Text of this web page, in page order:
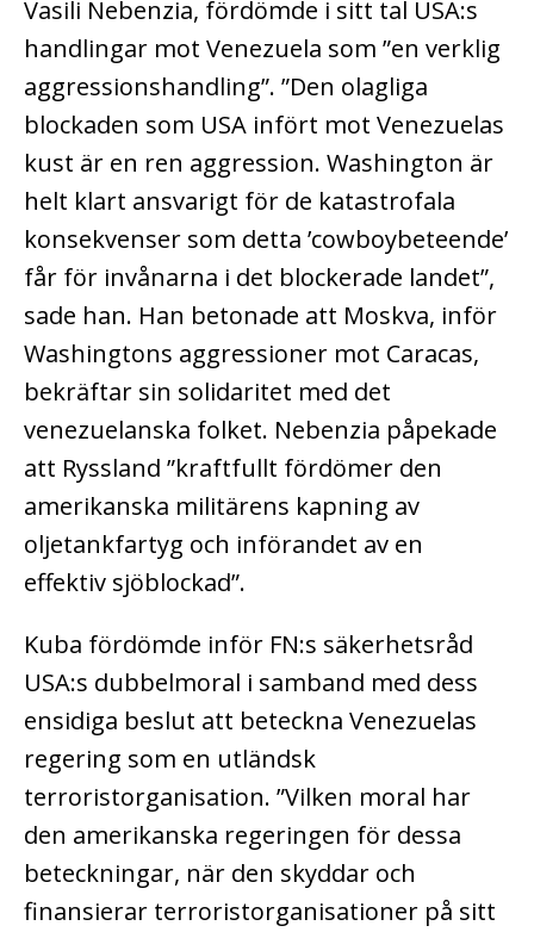
Vasili Nebenzia, fördömde i sitt tal USA:s
handlingar mot Venezuela som ”en verklig
aggressionshandling”. ”Den olagliga
blockaden som USA infört mot Venezuelas
kust är en ren aggression. Washington är
helt klart ansvarigt för de katastrofala
konsekvenser som detta ’cowboybeteende’
får för invånarna i det blockerade landet”,
sade han. Han betonade att Moskva, inför
Washingtons aggressioner mot Caracas,
bekräftar sin solidaritet med det
venezuelanska folket. Nebenzia påpekade
att Ryssland ”kraftfullt fördömer den
amerikanska militärens kapning av
oljetankfartyg och införandet av en
effektiv sjöblockad”.
Kuba fördömde inför FN:s säkerhetsråd
USA:s dubbelmoral i samband med dess
ensidiga beslut att beteckna Venezuelas
regering som en utländsk
terroristorganisation. ”Vilken moral har
den amerikanska regeringen för dessa
beteckningar, när den skyddar och
finansierar terroristorganisationer på sitt